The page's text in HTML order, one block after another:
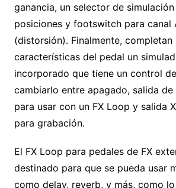
ganancia, un selector de
posiciones y footswitch para canal
(distorsión). Finalmente, completan
características del pedal un
incorporado que tiene un control
cambiarlo entre apagado, salida
para usar con un FX Loop y salida
para grabación.
El FX Loop para pedales de FX
destinado para que se pueda usar
como delay, reverb, y más, como